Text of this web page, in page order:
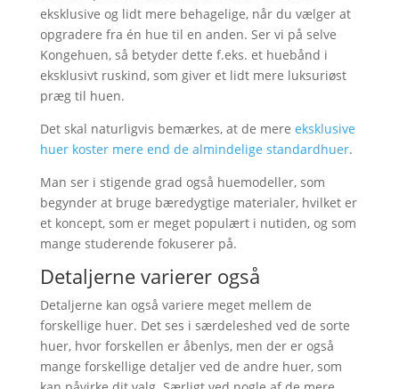
eksklusive og lidt mere behagelige, når du vælger at
opgradere fra én hue til en anden. Ser vi på selve
Kongehuen, så betyder dette f.eks. et huebånd i
eksklusivt ruskind, som giver et lidt mere luksuriøst
præg til huen.
Det skal naturligvis bemærkes, at de mere eksklusive
huer koster mere end de almindelige standardhuer.
Man ser i stigende grad også huemodeller, som
begynder at bruge bæredygtige materialer, hvilket er
et koncept, som er meget populært i nutiden, og som
mange studerende fokuserer på.
Detaljerne varierer også
Detaljerne kan også variere meget mellem de
forskellige huer. Det ses i særdeleshed ved de sorte
huer, hvor forskellen er åbenlys, men der er også
mange forskellige detaljer ved de andre huer, som